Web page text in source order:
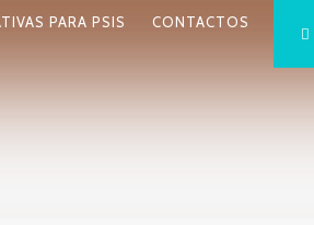
PARA PSIS CONTACTOS